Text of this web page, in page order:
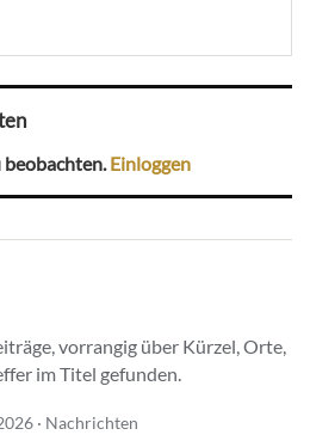
beobachten. Einloggen
vorrangig über Kürzel, Orte,
im Titel gefunden.
· Nachrichten